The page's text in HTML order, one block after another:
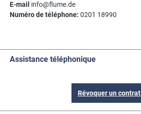
E-mail info@flume.de
Numéro de téléphone: 0201 18990
Assistance téléphonique
Révoquer un contrat